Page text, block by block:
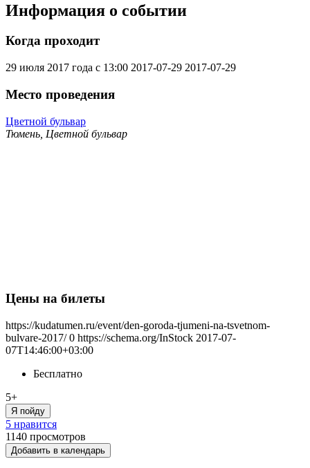
Информация о событии
Когда проходит
29 июля 2017 года с 13:00 2017-07-29 2017-07-29
Место проведения
Цветной бульвар
Тюмень, Цветной бульвар
Цены на билеты
https://kudatumen.ru/event/den-goroda-tjumeni-na-tsvetnom-
bulvare-2017/ 0 https://schema.org/InStock 2017-07-
07T14:46:00+03:00
Бесплатно
5+
Я пойду
5 нравится
1140 просмотров
Добавить в календарь